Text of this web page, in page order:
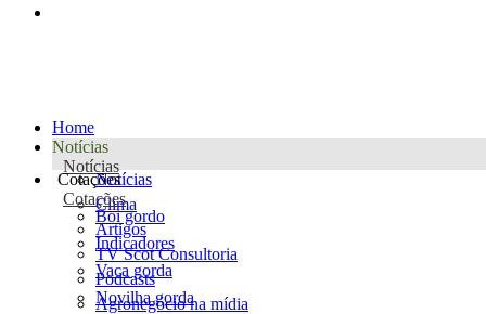
Home
Notícias
Notícias
Notícias
Clima
Artigos
TV Scot Consultoria
Podcasts
Agronegócio na mídia
Cotações
Cotações
Boi gordo
Indicadores
Vaca gorda
Novilha gorda